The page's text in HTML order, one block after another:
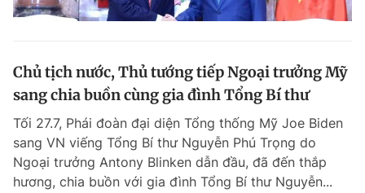
Chủ tịch nước, Thủ tướng tiếp Ngoại trưởng Mỹ
sang chia buồn cùng gia đình Tổng Bí thư
Tối 27.7, Phái đoàn đại diện Tổng thống Mỹ Joe Biden
sang VN viếng Tổng Bí thư Nguyễn Phú Trọng do
Ngoại trưởng Antony Blinken dẫn đầu, đã đến thắp
hương, chia buồn với gia đình Tổng Bí thư Nguyễn...